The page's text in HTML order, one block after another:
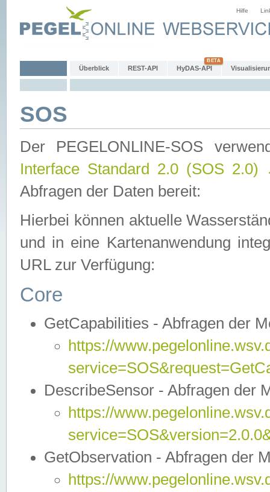
Hilfe
Überblick REST-API HyDAS-API
SOS
Der PEGELONLINE-SOS
Interface Standard 2.0 (SOS 2.0)
Abfragen der Daten bereit:
Hierbei können aktuelle
und in eine Kartenanwendung
URL zur Verfügung:
Core
GetCapabilities - Abfragen der
https://
DescribeSensor - Abfragen der
https://
GetObservation - Abfragen der
https://